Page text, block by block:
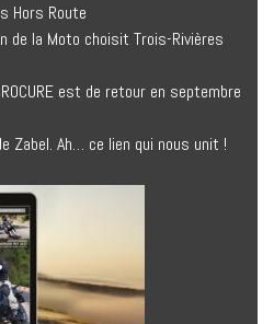
Hors Route
de la Moto choisit Trois-Rivières
est de retour en septembre
Zabel. Ah… ce lien qui nous unit !